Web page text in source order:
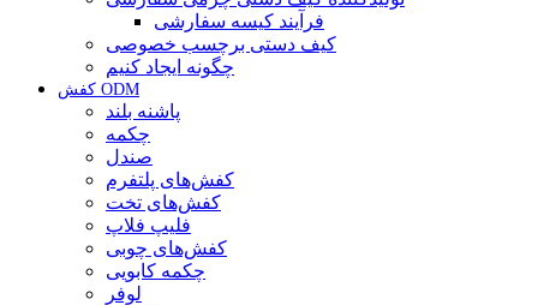
فرآیند کیسه سفارشی
کیف دستی برچسب خصوصی
چگونه ایجاد کنیم
کفش ODM
پاشنه بلند
چکمه
صندل
کفش‌های پلتفرم
کفش‌های تخت
فلیپ فلاپ
کفش‌های چوبی
چکمه کابویی
لوفر